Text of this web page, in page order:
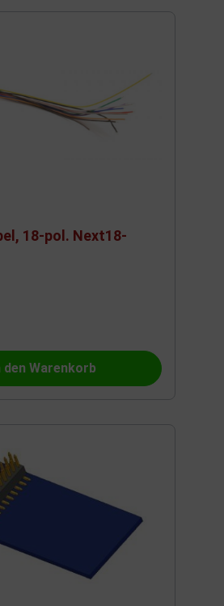
18-pol. Next18-
den Warenkorb